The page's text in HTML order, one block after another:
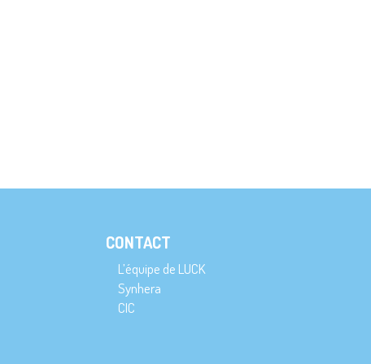
CONTACT
L’équipe de LUCK
Synhera
CIC